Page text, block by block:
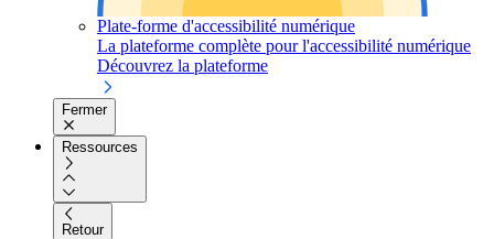
Plate-forme d'accessibilité numérique
La plateforme complète pour l'accessibilité numérique
Découvrez la plateforme
Fermer
Ressources
Retour